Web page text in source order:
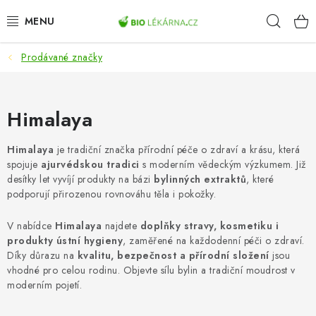
na
AKCE
PŘÍRODNÍ KOSMETIKA
SPORT
PŘÍSTROJE
ZDRAVOTNÍ OKRUHY
Prodávané značky
Himalaya
Himalaya je tradiční značka přírodní péče o zdraví a krásu, která
spojuje ajurvédskou tradici s moderním vědeckým výzkumem. Již
desítky let vyvíjí produkty na bázi bylinných extraktů, které
podporují přirozenou rovnováhu těla i pokožky.
V nabídce Himalaya najdete doplňky stravy, kosmetiku i
produkty ústní hygieny, zaměřené na každodenní péči o zdraví.
Díky důrazu na kvalitu, bezpečnost a přírodní složení jsou
vhodné pro celou rodinu. Objevte sílu bylin a tradiční moudrost v
moderním pojetí.